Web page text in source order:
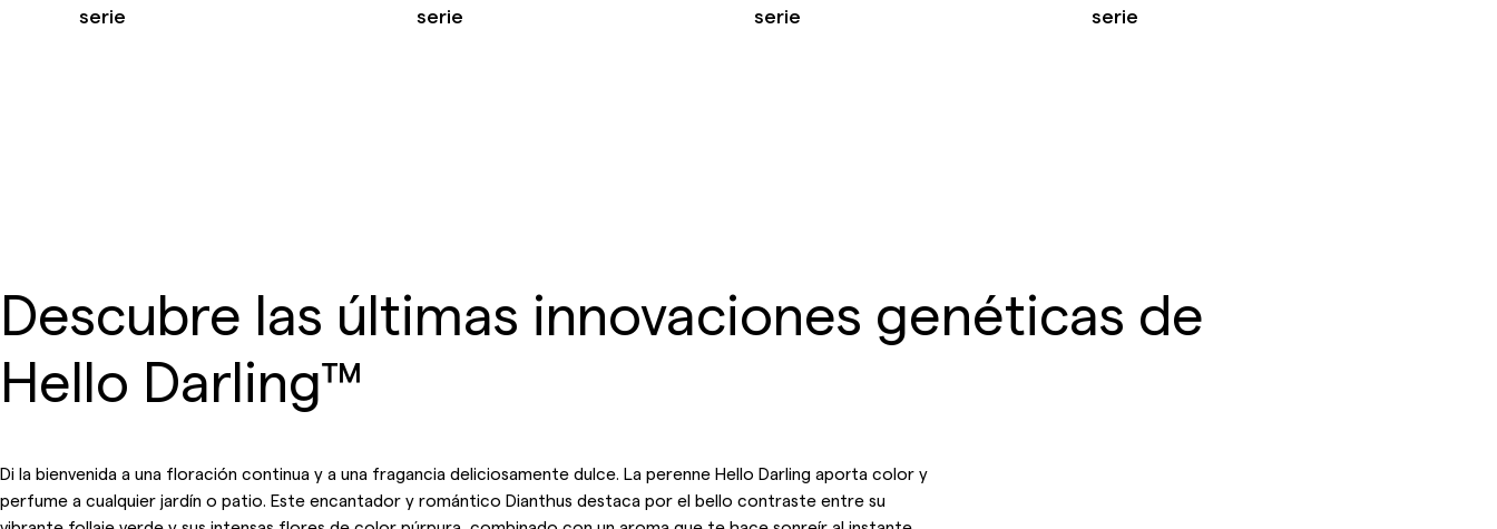
serie
serie
serie
serie
Descubre las últimas innovaciones genéticas de
Hello Darling™
Di la bienvenida a una floración continua y a una fragancia deliciosamente dulce. La perenne Hello Darling aporta color y
perfume a cualquier jardín o patio. Este encantador y romántico Dianthus destaca por el bello contraste entre su